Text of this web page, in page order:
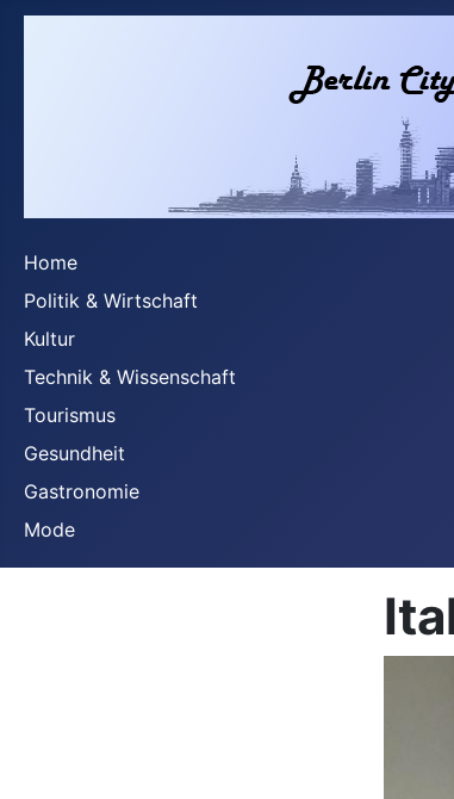
Home
Politik & Wirtschaft
Kultur
Technik & Wissenschaft
Tourismus
Gesundheit
Gastronomie
Mode